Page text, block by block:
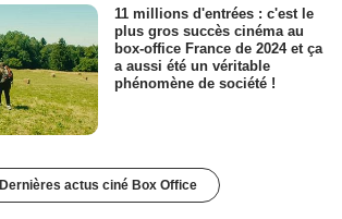
11 millions d'entrées : c'est le
plus gros succès cinéma au
box-office France de 2024 et ça
a aussi été un véritable
phénomène de société !
Dernières actus ciné Box Office